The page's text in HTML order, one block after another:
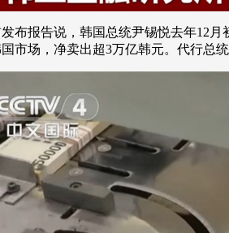
布报告说，韩国总统尹锡悦去年12
市场，净卖出超3万亿韩元。代行总